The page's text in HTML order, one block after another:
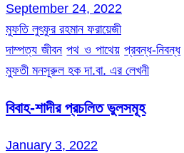
September 24, 2022
মুফতি লুৎফুর রহমান ফরায়েজী
দাম্পত্য জীবন পথ ও পাথেয় প্রবন্ধ-নিবন্ধ
মুফতী মনসূরুল হক দা.বা. এর লেখনী
বিবাহ-শাদীর প্রচলিত ভুলসমূহ
January 3, 2022